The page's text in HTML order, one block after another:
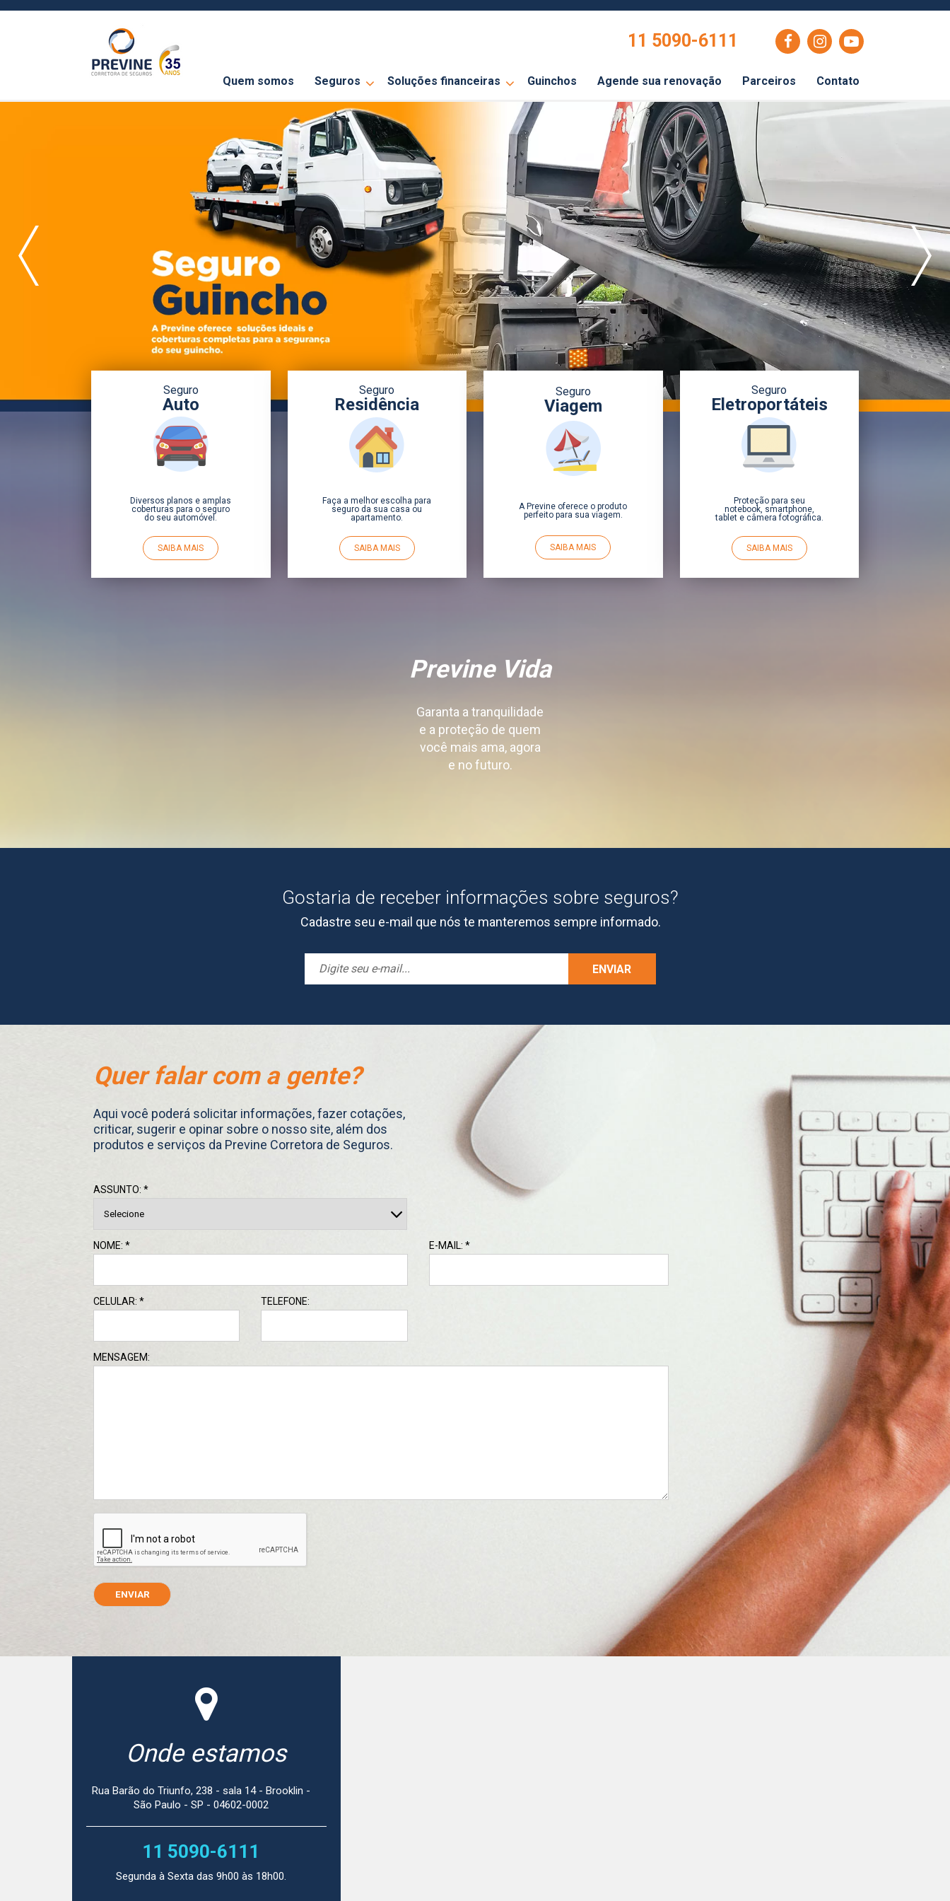
11 5090-6111
Quem somos Seguros Soluções financeiras Guinchos Agende sua renovação Parceiros Contato
Seguro
Auto
Diversos planos e amplas
coberturas para o seguro
do seu automóvel.
SAIBA MAIS
Seguro
Residência
Faça a melhor escolha para
seguro da sua casa ou
apartamento.
SAIBA MAIS
Seguro
Viagem
A Previne oferece o produto
perfeito para sua viagem.
SAIBA MAIS
Seguro
Eletroportáteis
Proteção para seu
notebook, smartphone,
tablet e câmera fotográfica.
SAIBA MAIS
PrevineVida
Garanta a tranquilidade
e a proteção de quem
você mais ama, agora
e no futuro.
Gostaria de receber informações sobre seguros?
Cadastre seu e-mail que nós te manteremos sempre informado.
Quer falar com a gente?
Aqui você poderá solicitar informações, fazer cotações,
criticar, sugerir e opinar sobre o nosso site, além dos
produtos e serviços da Previne Corretora de Seguros.
ASSUNTO: *
NOME: * E-MAIL: *
CELULAR: * TELEFONE:
MENSAGEM:
Onde estamos
Rua Barão do Triunfo, 238 - sala 14 - Brooklin -
São Paulo - SP - 04602-0002
11 5090-6111
Segunda à Sexta das 9h00 às 18h00.